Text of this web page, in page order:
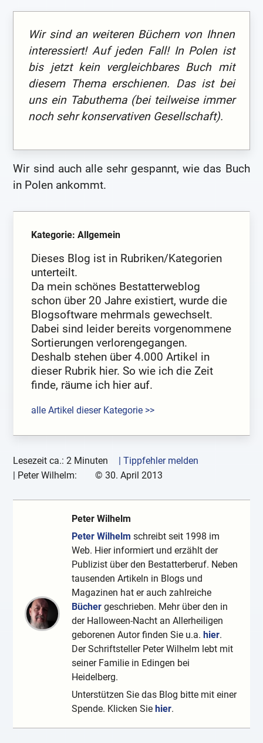
Wir sind an weiteren Büchern von Ihnen
interessiert! Auf jeden Fall! In Polen ist
bis jetzt kein vergleichbares Buch mit
diesem Thema erschienen. Das ist bei
uns ein Tabuthema (bei teilweise immer
noch sehr konservativen Gesellschaft).
Wir sind auch alle sehr gespannt, wie das Buch
in Polen ankommt.
Kategorie: Allgemein
Dieses Blog ist in Rubriken/Kategorien
unterteilt.
Da mein schönes Bestatterweblog
schon über 20 Jahre existiert, wurde die
Blogsoftware mehrmals gewechselt.
Dabei sind leider bereits vorgenommene
Sortierungen verlorengegangen.
Deshalb stehen über 4.000 Artikel in
dieser Rubrik hier. So wie ich die Zeit
finde, räume ich hier auf.
alle Artikel dieser Kategorie >>
Lesezeit ca.: 2 Minuten
| Tippfehler melden
| Peter Wilhelm: © 30. April 2013
Peter Wilhelm
Peter Wilhelm schreibt seit 1998 im
Web. Hier informiert und erzählt der
Publizist über den Bestatterberuf. Neben
tausenden Artikeln in Blogs und
Magazinen hat er auch zahlreiche
Bücher geschrieben. Mehr über den in
der Halloween-Nacht an Allerheiligen
geborenen Autor finden Sie u.a.hier.
Der Schriftsteller Peter Wilhelm lebt mit
seiner Familie in Edingen bei
Heidelberg.
Unterstützen Sie das Blog bitte mit einer
Spende. Klicken Siehier.